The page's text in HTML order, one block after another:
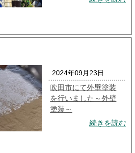
2024年09月23日
吹田市にて外壁塗装
を行いました～外壁
塗装～
続きを読む